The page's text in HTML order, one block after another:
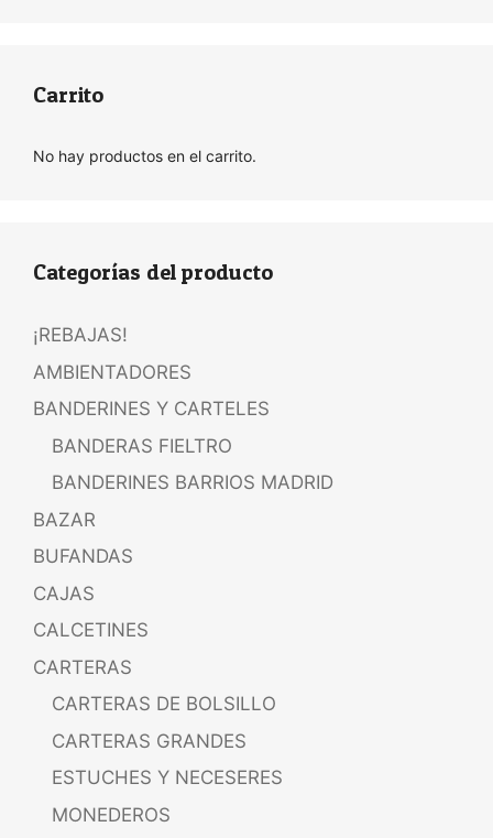
Carrito
No hay productos en el carrito.
Categorías del producto
¡REBAJAS!
AMBIENTADORES
BANDERINES Y CARTELES
BANDERAS FIELTRO
BANDERINES BARRIOS MADRID
BAZAR
BUFANDAS
CAJAS
CALCETINES
CARTERAS
CARTERAS DE BOLSILLO
CARTERAS GRANDES
ESTUCHES Y NECESERES
MONEDEROS